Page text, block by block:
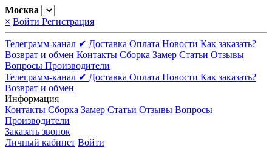
Москва
× Войти Регистрация
Телеграмм-канал ✔ Доставка Оплата Новости Как заказать?
Возврат и обмен Контакты Сборка Замер Статьи Отзывы
Вопросы Производители
Телеграмм-канал ✔ Доставка Оплата Новости Как заказать?
Возврат и обмен
Информация
Контакты Сборка Замер Статьи Отзывы Вопросы
Производители
Заказать звонок
Личный кабинет Войти